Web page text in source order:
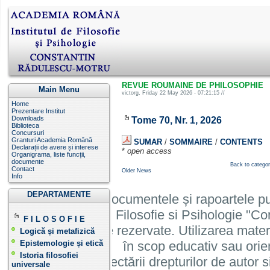
Main Menu
Home
Prezentare Institut
Downloads
Biblioteca
Concursuri
Granturi Academia Română
Declarații de avere și interese
Organigrama, liste funcții,
documente
Contact
Info
DEPARTAMENTE
F I L O S O F I E
Logică și metafizică
Epistemologie și etică
Istoria filosofiei
universale
REVUE ROUMAINE DE PHILOSOPHIE
victorg, Friday 22 May 2026 - 07:21:15 //
Tome 70, Nr. 1, 2026
SUMAR / SOMMAIRE / CONTENTS
* open access
Back to
Older News
Informatiile, documentele și rapoartele
Institutului de Filosofie si Psihologie
cu toate drepturile rezervate. Utilizarea
în scop educativ sau
cu condiția respectării drepturilor de autor